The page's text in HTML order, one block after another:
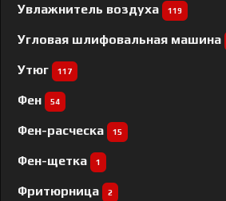
Увлажнитель воздуха 119
Угловая шлифовальная машина
Утюг 117
Фен 54
Фен-расческа 15
Фен-щетка 1
Фритюрница 2